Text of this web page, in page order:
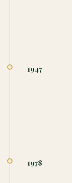
1947
1978